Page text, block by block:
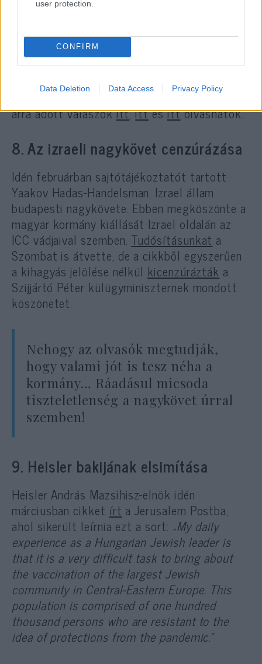
user protection.
CONFIRM
Data Deletion Data Access Privacy Policy
sem kérdezve?
Mi azért megkérdeztük a magyar zsidó
közösség női prominenseit, köztük
természetesen neológokat, reformokat. Az
arra adott válaszokitt,ittésittolvashatók.
8. Az izraeli nagykövet cenzúrázása
Idén februárban sajtótájékoztatót tartott
Yaakov Hadas-Handelsman, Izrael állam
budapesti nagykövete. Ebben megköszönte a
magyar kormány kiállását Izrael oldalán az
ICC vádjaival szemben. Tudósításunkat a
Szombat is átvette, de a cikkből egyszerűen
a kihagyás jelölése nélkül kicenzúrázták a
Szijjártó Péter külügyminiszternek mondott
köszönetet.
Nehogy az olvasók megtudják,
hogy valami jót is tesz néha a
kormány… Ráadásul micsoda
tiszteletlenség a nagykövet úrral
szemben!
9. Heisler bakijának elsimítása
Heisler András Mazsihisz-elnök idén
márciusban cikket írt a Jerusalem Postba,
ahol sikerült leírnia ezt a sort: „My daily
experience as a Hungarian Jewish leader is
that it is a very difficult task to bring about
the vaccination of the largest Jewish
community in Central-Eastern Europe. This
population is comprised of one hundred
thousand persons who are resistant to the
idea of protections from the pandemic.”